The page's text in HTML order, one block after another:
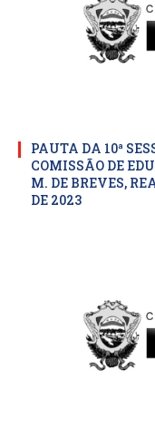
PAUTA DA 10ª
COMISSÃO DE
M. DE BREVES,
DE 2023